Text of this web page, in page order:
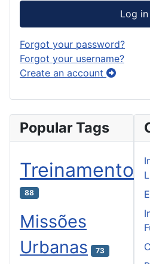
Log in
Forgot your password?
Forgot your username?
Create an account
Popular Tags
Treinamento
88
Missões
Urbanas
73